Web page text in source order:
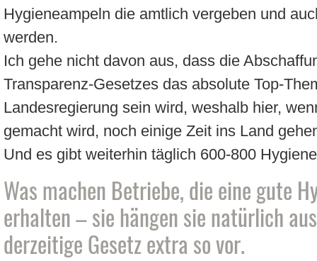
Hygieneampeln die amtlich vergeben und
werden.
Ich gehe nicht davon aus, dass die
Transparenz-Gesetzes das absolute Top-
Landesregierung sein wird, weshalb hier,
gemacht wird, noch einige Zeit ins Land
Und es gibt weiterhin täglich 600-800
Was machen Betriebe, die eine gute
erhalten – sie hängen sie natürlich
derzeitige Gesetz extra so vor.